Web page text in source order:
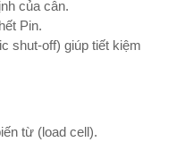
của cân.
Pin.
shut-off) giúp tiết kiệm
từ (load cell).